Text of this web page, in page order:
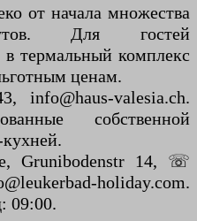
от начала множества
Для гостей
в термальный комплекс
ценам.
info@haus-valesia.ch.
собственной
Grunibodenstr 14, ☏
holiday.com.
09:00.